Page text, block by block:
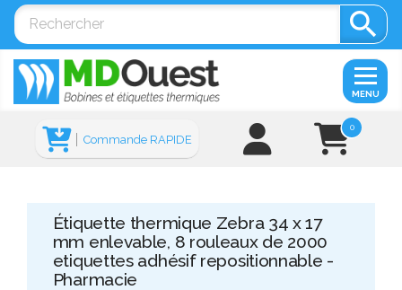

0
Commande RAPIDE
MENU
Étiquette thermique Zebra 34 x 17
mm enlevable, 8 rouleaux de 2000
etiquettes adhésif repositionnable -
Pharmacie